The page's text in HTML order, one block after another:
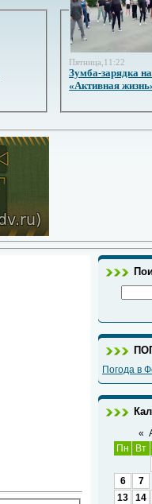
Пятница,11:22
Зумба-зарядка
«Активная
Погода в
«
Пн
Вт
6
7
13
14